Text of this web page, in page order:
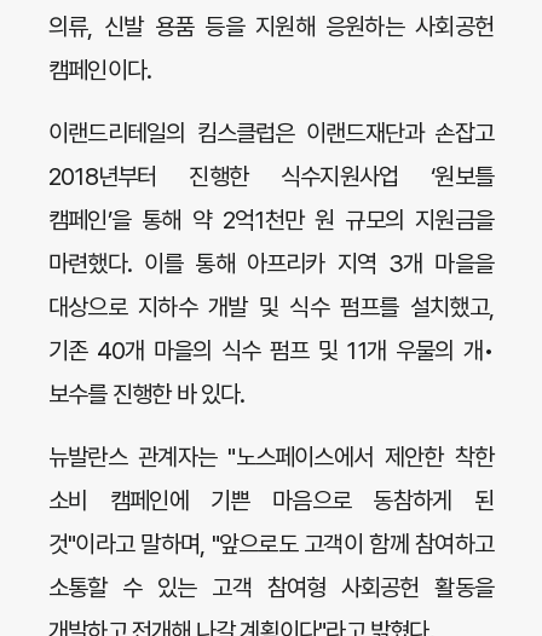
의류, 신발 용품 등을 지원해 응원하는 사회공헌
캠페인이다.
이랜드리테일의 킴스클럽은 이랜드재단과 손잡고
2018년부터 진행한 식수지원사업 ‘원보틀
캠페인’을 통해 약 2억1천만 원 규모의 지원금을
마련했다. 이를 통해 아프리카 지역 3개 마을을
대상으로 지하수 개발 및 식수 펌프를 설치했고,
기존 40개 마을의 식수 펌프 및 11개 우물의 개•
보수를 진행한 바 있다.
뉴발란스 관계자는 "노스페이스에서 제안한 착한
소비 캠페인에 기쁜 마음으로 동참하게 된
것"이라고 말하며, "앞으로도 고객이 함께 참여하고
소통할 수 있는 고객 참여형 사회공헌 활동을